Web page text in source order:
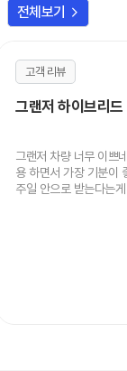
전체보기 chevron_right
고객 리뷰
그랜저 하이브리드
그랜저 차량 너무 이쁘
용 하면서 가장 기분이
주일 안으로 받는다는